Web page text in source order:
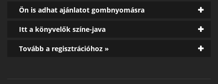
Ön is adhat ajánlatot gombnyomásra
Itt a könyvelők színe-java
Tovább a regisztrációhoz »